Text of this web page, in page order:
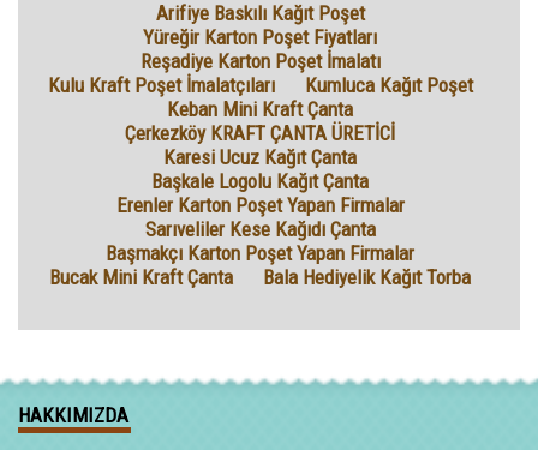
Arifiye Baskılı Kağıt Poşet
Yüreğir Karton Poşet Fiyatları
Reşadiye Karton Poşet İmalatı
Kulu Kraft Poşet İmalatçıları
Kumluca Kağıt Poşet
Keban Mini Kraft Çanta
Çerkezköy KRAFT ÇANTA ÜRETİCİ
Karesi Ucuz Kağıt Çanta
Başkale Logolu Kağıt Çanta
Erenler Karton Poşet Yapan Firmalar
Sarıveliler Kese Kağıdı Çanta
Başmakçı Karton Poşet Yapan Firmalar
Bucak Mini Kraft Çanta
Bala Hediyelik Kağıt Torba
HAKKIMIZDA